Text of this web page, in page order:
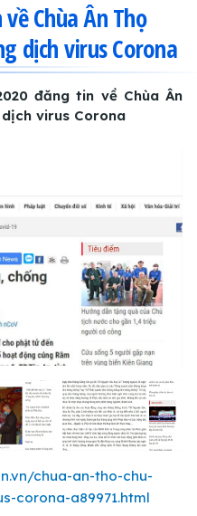
Chùa Ân Thọ
dịch virus Corona
đăng tin về Chùa Ân
virus Corona
chua-an-tho-chu-
corona-a89971.html